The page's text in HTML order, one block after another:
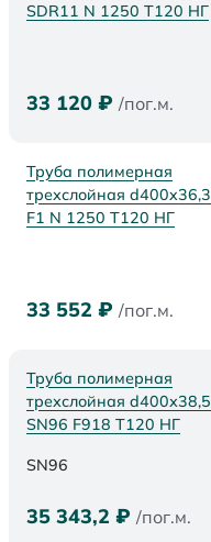
SDR11 N 1250 Т120 НГ
33 120 ₽ /пог.м.
Труба полимерная
трехслойная d400x36,3
F1 N 1250 Т120 НГ
33 552 ₽ /пог.м.
Труба полимерная
трехслойная d400х38,5
SN96 F918 Т120 НГ
SN96
35 343,2 ₽ /пог.м.